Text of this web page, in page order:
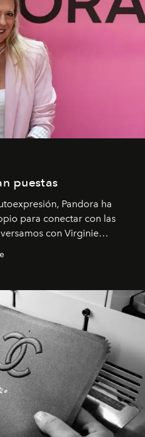
puestas
Pandora ha
para conectar con las
con Virginie
para
cultura y el valor